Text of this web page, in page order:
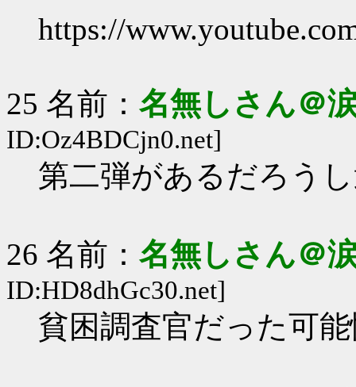
https://
25 名前： 名無しさん＠
ID:Oz4BDCjn0.net]
第二弾があるだろう
26 名前： 名無しさん＠
ID:HD8dhGc30.net]
貧困調査官だった可